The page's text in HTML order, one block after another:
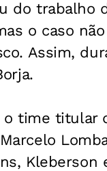
do trabalho
o caso
Assim,
o time titular
Kleberson